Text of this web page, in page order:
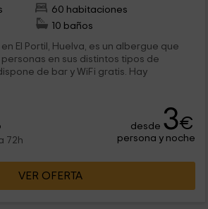
60 habitaciones
10 baños
El Portil, Huelva, es un albergue que
en sus distintos tipos de
de bar y WiFi gratis. Hay
72h
desde 3€
persona y noche
VER OFERTA